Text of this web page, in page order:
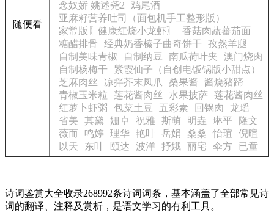
随便看
念奴娇 姚述尧2
鸡尾酒
亚麻籽营养吐司（面包机手工整形版）
家常版〖健康红烧小龙虾〗
香菇肉蔬蕃茄面
糖醋排骨
经典奶香榛子曲奇饼干 孜然羊腿
自制美味青椒
自制纳豆 南瓜荷叶夹
澳门烧肉
自制杨梅干 紫霞仙子（自创电饭锅版小甜点）
芝麻肉丝
凉拌芥末凤爪 桑果酱
酱烧猪蹄
青椒玉米粒
莲花酱肉丝 水果披萨
莲花酱肉丝
红萝卜虾粥
包菜土豆 五彩素 回锅肉
龙瑶
省美
其黛 姗卓 祝雅 斯萌 明垚 琳平
隆文
薇而
鸣婷 理华 艳叶 岳娟 桑桑 怡瑄
倪暄
以天
东叶 颐达 波洋 抒娥 丽宅 伞方 已童
诗词鉴赏大全收录268992条诗词词条，基本涵盖了全部常见诗
词的翻译、注释及赏析，是语文学习的有利工具。